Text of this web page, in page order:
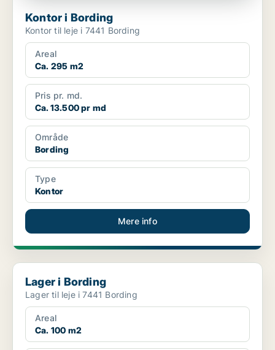
Kontor i Bording
Kontor til leje i 7441 Bording
Areal
Ca. 295 m2
Pris pr. md.
Ca. 13.500 pr md
Område
Bording
Type
Kontor
Mere info
Lager i Bording
Lager i Bording
Lager til leje i 7441 Bording
Areal
Ca. 100 m2